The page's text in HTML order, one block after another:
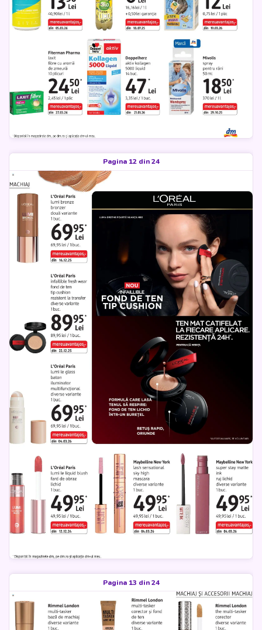
Pagina 12 din 24
Pagina 13 din 24